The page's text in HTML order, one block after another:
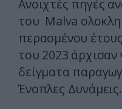
Ανοιχτές πηγές
του Malva
περασμένου
του 2023
δείγματα
Ένοπλες Δυνάμεις.